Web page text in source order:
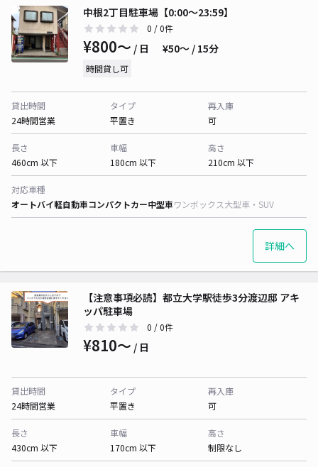
中根2丁目駐車場【0:00～23:59】
0 / 0件
¥800〜 / 日 ¥50〜 / 15分
時間貸し可
貸出時間
24時間営業
タイプ
平置き
再入庫
可
長さ
460cm 以下
車幅
180cm 以下
高さ
210cm 以下
対応車種
オートバイ軽自動車コンパクトカー中型車ワンボックス大型車・SUV
詳細へ
【注意事項必読】都立大学駅徒歩3分渡辺邸 アキ
ッパ駐車場
0 / 0件
¥810〜 / 日
貸出時間
24時間営業
タイプ
平置き
再入庫
可
長さ
430cm 以下
車幅
170cm 以下
高さ
制限なし